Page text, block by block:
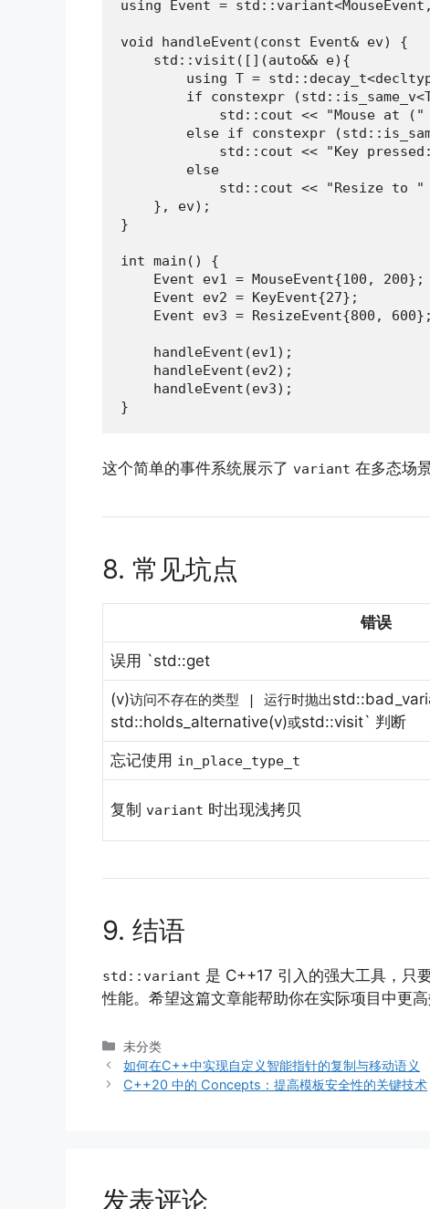
using Event =
void handleEvent(const Event& ev) {
    std::visit([](auto&& e){
using T =
if constexpr
std::cout << "Mouse at
else if constexpr
std::cout << "Key
        else
std::cout << "Resize to
    }, ev);
}
int main() {
    Event ev1 = MouseEvent{100, 200};
    Event ev2 = KeyEvent{27};
    Event ev3 = ResizeEvent{800, 600};
    handleEvent(ev1);
    handleEvent(ev2);
    handleEvent(ev3);
}
这个简单的事件系统展示了 variant 在多态场
8. 常见坑点
错误
误用 `std::get
(v)访问不存在的类型 | 运行时抛出
std::holds_alternative(v)或std::visit` 判断
忘记使用 in_place_type_t
复制 variant 时出现浅拷贝
9. 结语
std::variant 是 C++17 引入的强大工具，只
性能。希望这篇文章能帮助你在实际项目中更
分
类
未分类
如何在C++中实现自定义智能指针的复制与移动语义
C++20 中的 Concepts：提高模板安全性的关键技术
发表评论